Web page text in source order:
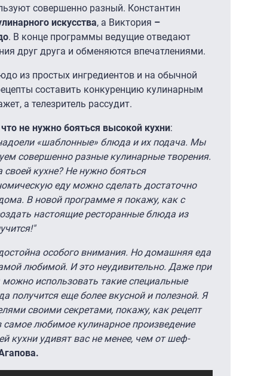
совершенно разный. Константин
искусства, а Виктория –
. В конце программы ведущие отведают
друг друга и обменяются впечатлениями.
из простых ингредиентов и на обычной
составить конкуренцию кулинарным
а телезритель рассудит.
не нужно бояться высокой кухни:
«шаблонные» блюда и их подача. Мы
совершенно разные кулинарные творения.
кухне? Не нужно бояться
еду можно сделать достаточно
В новой программе я покажу, как с
настоящие ресторанные блюда из
особого внимания. Но домашняя еда
любимой. И это неудивительно. Даже при
использовать такие специальные
получится еще более вкусной и полезной. Я
своими секретами, покажу, как рецепт
любимое кулинарное произведение
кухни удивят вас не менее, чем от шеф-